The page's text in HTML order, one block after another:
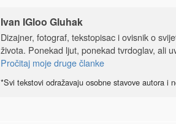
Ivan IGloo Gluhak
Dizajner, fotograf, tekstopisac i ovisnik o
života. Ponekad ljut, ponekad tvrdoglav, ali
Pročitaj moje druge članke
*Svi tekstovi odražavaju osobne stavove autora i